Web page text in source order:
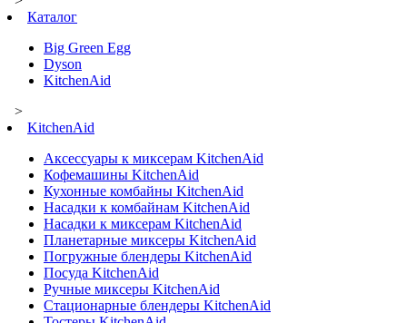
Каталог
Big Green Egg
Dyson
KitchenAid
>
KitchenAid
Аксессуары к миксерам KitchenAid
Кофемашины KitchenAid
Кухонные комбайны KitchenAid
Насадки к комбайнам KitchenAid
Насадки к миксерам KitchenAid
Планетарные миксеры KitchenAid
Погружные блендеры KitchenAid
Посуда KitchenAid
Ручные миксеры KitchenAid
Стационарные блендеры KitchenAid